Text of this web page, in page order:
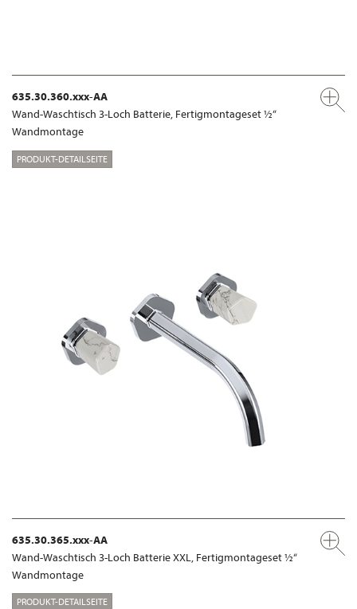
635.30.360.xxx-AA
Wand-Waschtisch 3-Loch Batterie, Fertigmontageset ½“
Wandmontage
PRODUKT-DETAILSEITE
635.30.365.xxx-AA
Wand-Waschtisch 3-Loch Batterie XXL, Fertigmontageset ½“
Wandmontage
PRODUKT-DETAILSEITE